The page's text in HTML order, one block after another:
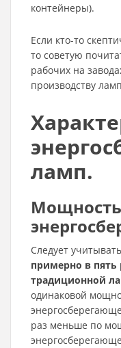
контейнеры).
Если кто-то
то советую
рабочих на
производству
ламп.
Мощность
Следует
примерно в
традиционной
одинаковой
раз меньше по